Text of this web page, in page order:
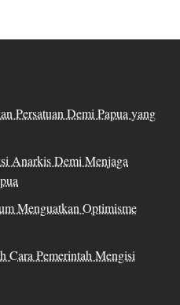
Persatuan Demi Papua yang
Anarkis Demi Menjaga
Menguatkan Optimisme
Cara Pemerintah Mengisi